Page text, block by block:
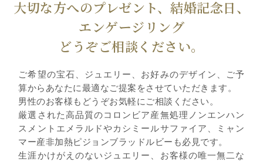
大切な方へのプレゼント、結婚記念日、
エンゲージリング
どうぞご相談ください。
ご希望の宝石、ジュエリー、お好みのデザイン、ご予
算からあなたに最適なご提案をさせていただきます。
男性のお客様もどうぞお気軽にご相談ください。
厳選された高品質のコロンビア産無処理ノンエンハン
スメントエメラルドやカシミールサファイア、ミャン
マー産非加熱ピジョンブラッドルビーも必見です。
生涯かけがえのないジュエリー、お客様の唯一無二な